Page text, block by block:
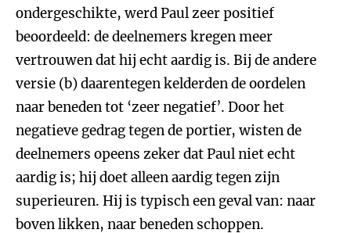
ondergeschikte, werd Paul zeer positief
beoordeeld: de deelnemers kregen meer
vertrouwen dat hij echt aardig is. Bij de andere
versie (b) daarentegen kelderden de oordelen
naar beneden tot ‘zeer negatief’. Door het
negatieve gedrag tegen de portier, wisten de
deelnemers opeens zeker dat Paul niet echt
aardig is; hij doet alleen aardig tegen zijn
superieuren. Hij is typisch een geval van: naar
boven likken, naar beneden schoppen.